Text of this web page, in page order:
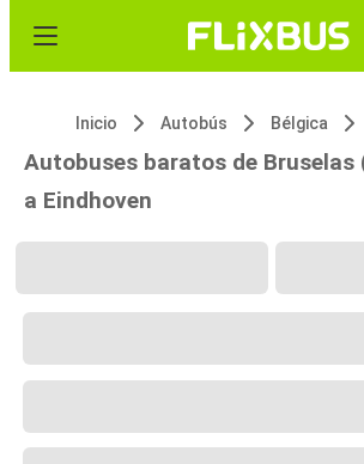
Inicio Autobús Bélgica
Autobuses baratos de Bruselas
a Eindhoven